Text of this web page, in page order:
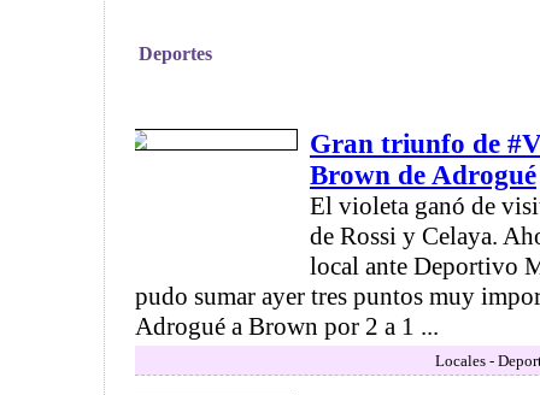
Deportes
Gran triunfo de
Brown de Adrogué
El violeta ganó de
de Rossi y Celaya.
local ante Deportivo
pudo sumar ayer tres puntos muy
Adrogué a Brown por 2 a 1 ...
Locales -